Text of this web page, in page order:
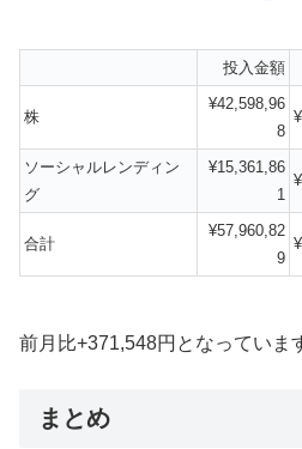
投入金額
株
¥42,598,96
8
ソーシャルレンディン
グ
¥15,361,86
1
合計
¥57,960,82
9
前月比+371,548円となっていま
まとめ